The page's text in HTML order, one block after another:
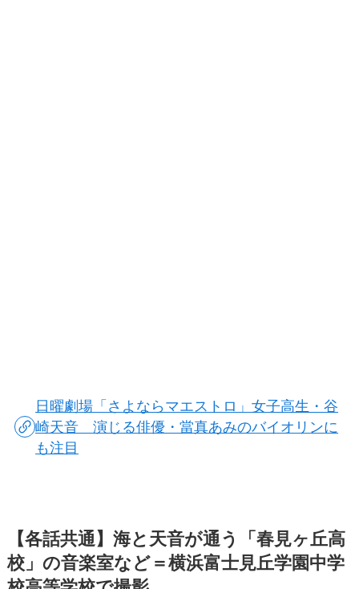
日曜劇場「さよならマエストロ」女子高生・谷
崎天音 演じる俳優・當真あみのバイオリンに
も注目
【各話共通】海と天音が通う「春見ヶ丘高
校」の音楽室など＝横浜富士見丘学園中学